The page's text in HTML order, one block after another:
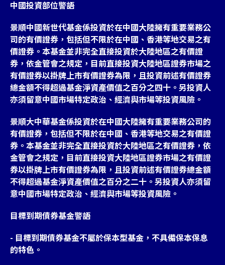
中國投資部位警語
景順中國新世代基金係投資於在中國大陸擁有重要業務公
司的有價證券，包括但不限於在中國、香港等地交易之有
價證券。本基金並非完全直接投資於大陸地區之有價證
券，依金管會之規定，目前直接投資大陸地區證券市場之
有價證券以掛牌上市有價證券為限，且投資前述有價證券
總金額不得超過基金淨資產價值之百分之四十。另投資人
亦須留意中國市場特定政治、經濟與市場等投資風險。
景順大中華基金係投資於在中國大陸擁有重要業務公司的
有價證券，包括但不限於在中國、香港等地交易之有價證
券。本基金並非完全直接投資於大陸地區之有價證券，依
金管會之規定，目前直接投資大陸地區證券市場之有價證
券以掛牌上市有價證券為限，且投資前述有價證券總金額
不得超過基金淨資產價值之百分之二十。另投資人亦須留
意中國市場特定政治、經濟與市場等投資風險。
目標到期債券基金警語
- 目標到期債券基金不屬於保本型基金，不具備保本保息
的特色。